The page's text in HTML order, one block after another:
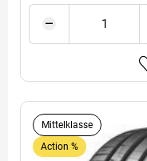
Mittelklasse
Action %